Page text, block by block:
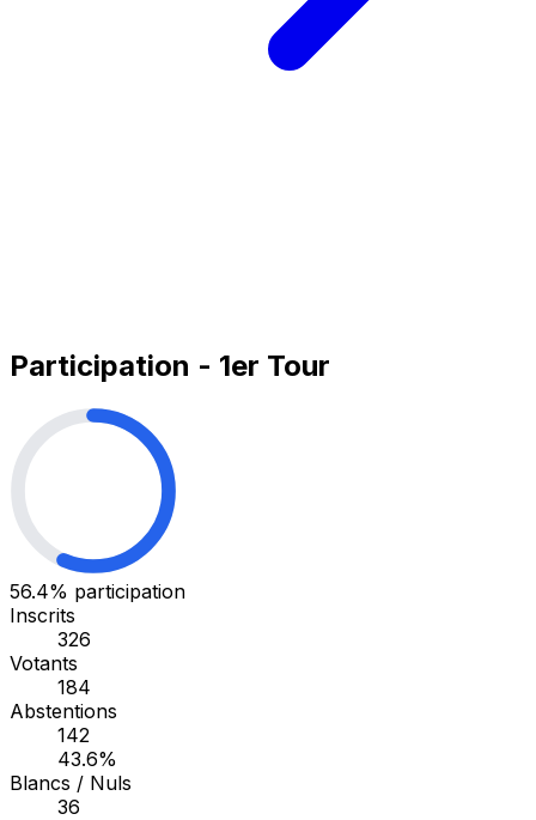
Participation - 1er Tour
56.4% participation
Inscrits
326
Votants
184
Abstentions
142
43.6%
Blancs / Nuls
36